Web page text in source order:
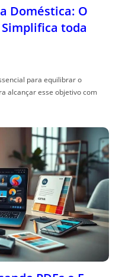
Doméstica: O
toda
para equilibrar o
alcançar esse objetivo com